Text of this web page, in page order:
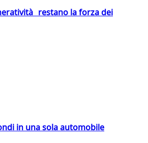
restano la forza dei
in una sola automobile